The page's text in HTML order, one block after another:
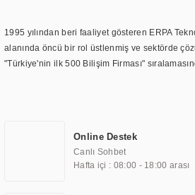
1995 yılından beri faaliyet gösteren ERPA
alanında öncü bir rol üstlenmiş ve sektörde
"Türkiye'nin ilk 500 Bilişim Firması"
TOCHI markası altında kendi ürettiği ürünlerde
TOCHI; videowall, digital signage, kiosk, totem,
ekran, asansör ekranı, digital menüboard,
Online Destek
Canlı Sohbet
Hafta içi : 08:00 - 18:00 arası